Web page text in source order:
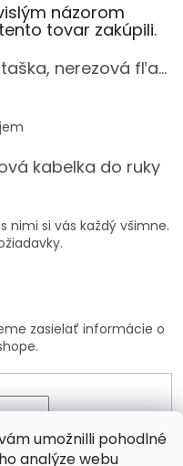
umožnilli pohodlné
analýze webu
názorom
tovar zakúpili.
Ballet set školská taška, nerezová fľaša a plný peračník s motívom baletky pre dievča
z 5 hviezdičiek.
kabelka do ruky
z 5 hviezdičiek.
nimi si vás každý všimne.
zasielať informácie o